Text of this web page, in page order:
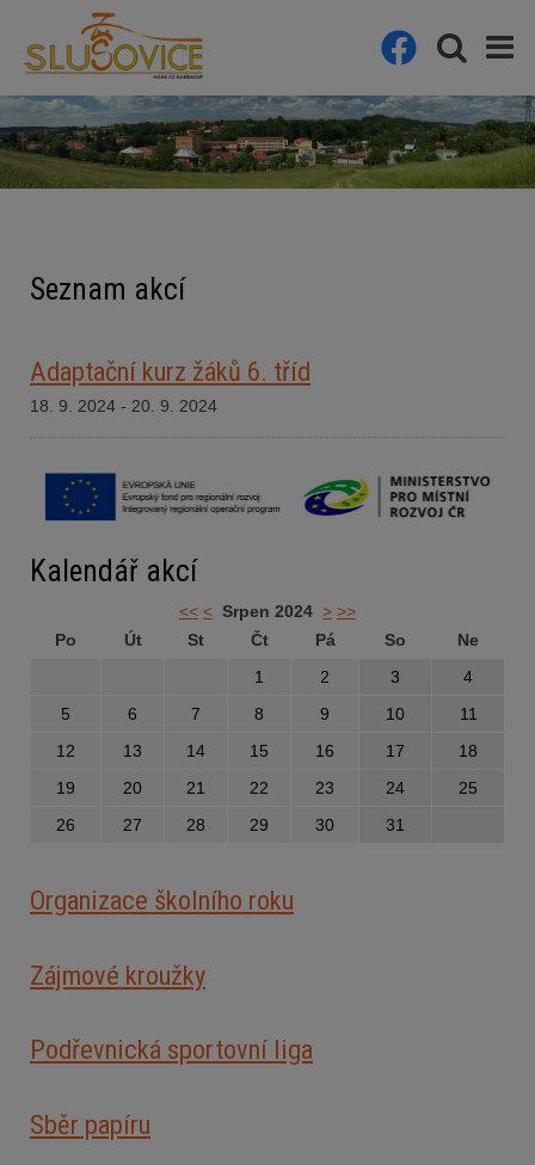
Seznam akcí
Adaptační kurz žáků 6. tříd
18. 9. 2024 - 20. 9. 2024
Kalendář akcí
<< < Srpen 2024 > >>
Po
Út St Čt Pá So
Ne
1
2 3
4
5
6 7 8 9 10
11
12
13 14 15 16 17
18
19
20 21 22 23 24
25
26
27 28 29 30 31
Organizace školního roku
Zájmové kroužky
Podřevnická sportovní liga
Sběr papíru